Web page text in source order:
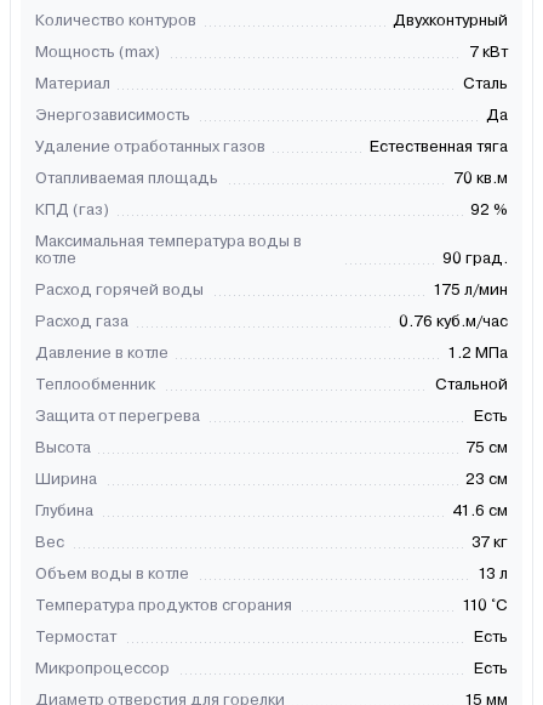
Количество контуров
Двухконтурный
Мощность (max)
7 кВт
Материал
Сталь
Энергозависимость
Да
Удаление отработанных газов
Естественная тяга
Отапливаемая площадь
70 кв.м
КПД (газ)
92 %
Максимальная температура воды в
котле
90 град.
Расход горячей воды
175 л/мин
Расход газа
0.76 куб.м/час
Давление в котле
1.2 МПа
Теплообменник
Стальной
Защита от перегрева
Есть
Высота
75 см
Ширина
23 см
Глубина
41.6 см
Вес
37 кг
Объем воды в котле
13 л
Температура продуктов сгорания
110 °С
Термостат
Есть
Микропроцессор
Есть
Диаметр отверстия для горелки
15 мм